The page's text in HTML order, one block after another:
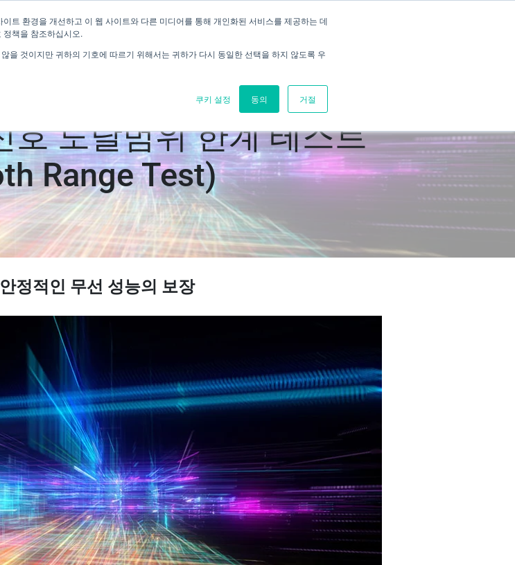
트 환경을 개선하고 이 웹 사이트와 다른 미디어를 통해 개인화된 서비스를 제공하는 데
책을 참조하십시오.
을 것이지만 귀하의 기호에 따르기 위해서는 귀하가 다시 동일한 선택을 하지 않도록 우
쿠키 설정 동의 거절
적용 분야
호 도달범위 한계 테스트
Range Test)
안정적인 무선 성능의 보장